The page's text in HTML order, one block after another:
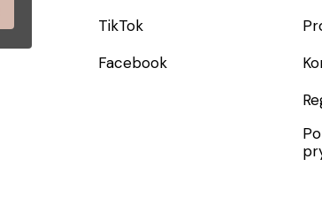
TikTok
Facebook